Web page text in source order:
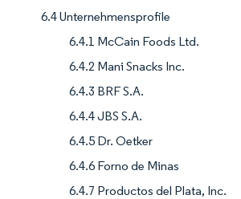
6.4 Unternehmensprofile
6.4.1 McCain Foods Ltd.
6.4.2 Mani Snacks Inc.
6.4.3 BRF S.A.
6.4.4 JBS S.A.
6.4.5 Dr. Oetker
6.4.6 Forno de Minas
6.4.7 Productos del Plata, Inc.